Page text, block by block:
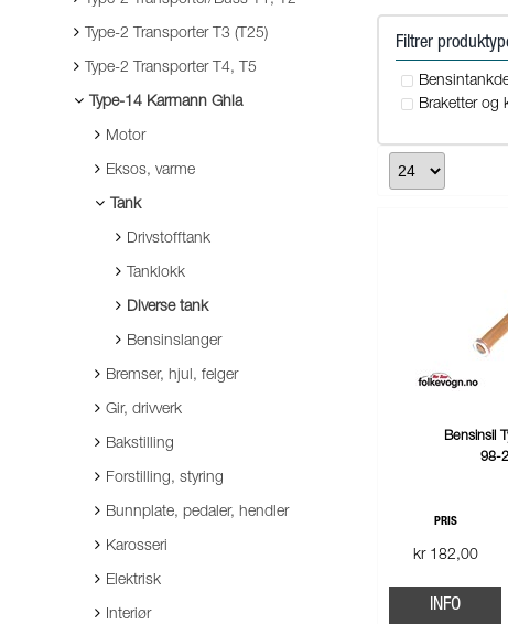
Type-2 Transporter T3 (T25)
Type-2 Transporter T4, T5
Type-14 Karmann Ghia
Motor
Eksos, varme
Tank
Drivstofftank
Tanklokk
Diverse tank
Bensinslanger
Bremser, hjul, felger
Gir, drivverk
Bakstilling
Forstilling, styring
Bunnplate, pedaler, hendler
Karosseri
Elektrisk
Interiør
Filtrer
Braketter og
Bensinsil
98-
PRIS
kr 182,00
INFO